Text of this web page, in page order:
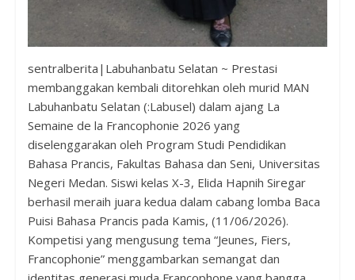
sentralberita|Labuhanbatu Selatan ~ Prestasi
membanggakan kembali ditorehkan oleh murid MAN
Labuhanbatu Selatan (:Labusel) dalam ajang La
Semaine de la Francophonie 2026 yang
diselenggarakan oleh Program Studi Pendidikan
Bahasa Prancis, Fakultas Bahasa dan Seni, Universitas
Negeri Medan. Siswi kelas X-3, Elida Hapnih Siregar
berhasil meraih juara kedua dalam cabang lomba Baca
Puisi Bahasa Prancis pada Kamis, (11/06/2026).
Kompetisi yang mengusung tema “Jeunes, Fiers,
Francophonie” menggambarkan semangat dan